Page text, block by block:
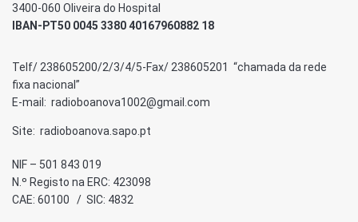
3400-060 Oliveira do Hospital
IBAN-PT50 0045 3380 40167960882 18
Telf/ 238605200/2/3/4/5-Fax/ 238605201 “chamada da rede
fixa nacional”
E-mail: radioboanova1002@gmail.com
Site: radioboanova.sapo.pt
NIF – 501 843 019
N.º Registo na ERC: 423098
CAE: 60100 / SIC: 4832